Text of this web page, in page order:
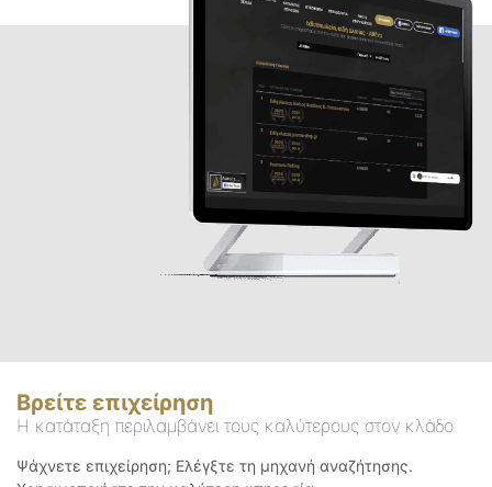
Βρείτε επιχείρηση
Η κατάταξη περιλαμβάνει τους καλύτερους στον κλάδο
Ψάχνετε επιχείρηση; Ελέγξτε τη μηχανή αναζήτησης.